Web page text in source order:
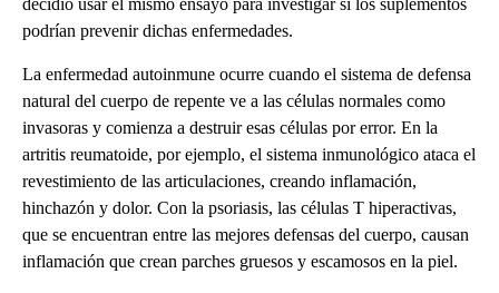
decidió usar el mismo ensayo para investigar si los suplementos
podrían prevenir dichas enfermedades.
La enfermedad autoinmune ocurre cuando el sistema de defensa
natural del cuerpo de repente ve a las células normales como
invasoras y comienza a destruir esas células por error. En la
artritis reumatoide, por ejemplo, el sistema inmunológico ataca el
revestimiento de las articulaciones, creando inflamación,
hinchazón y dolor. Con la psoriasis, las células T hiperactivas,
que se encuentran entre las mejores defensas del cuerpo, causan
inflamación que crean parches gruesos y escamosos en la piel.